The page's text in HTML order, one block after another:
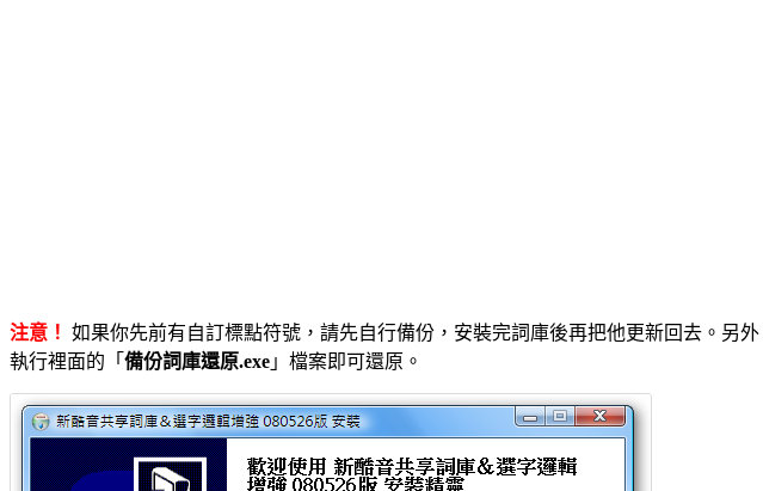
注意！ 如果你先前有自訂標點符號，請先自行備份，安裝完詞庫後再把他更新回去。另
執行裡面的「 備份詞庫還原.exe 」檔案即可還原。